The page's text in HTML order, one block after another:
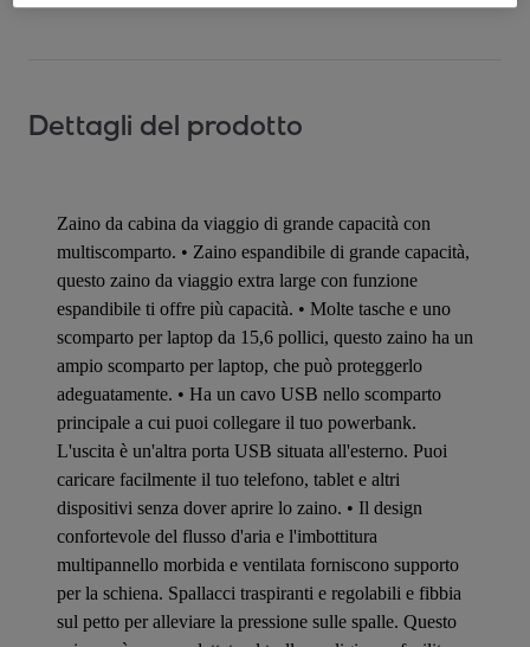
Dettagli del prodotto
Zaino da cabina da viaggio di grande capacità con
multiscomparto. • Zaino espandibile di grande capacità,
questo zaino da viaggio extra large con funzione
espandibile ti offre più capacità. • Molte tasche e uno
scomparto per laptop da 15,6 pollici, questo zaino ha un
ampio scomparto per laptop, che può proteggerlo
adeguatamente. • Ha un cavo USB nello scomparto
principale a cui puoi collegare il tuo powerbank.
L'uscita è un'altra porta USB situata all'esterno. Puoi
caricare facilmente il tuo telefono, tablet e altri
dispositivi senza dover aprire lo zaino. • Il design
confortevole del flusso d'aria e l'imbottitura
multipannello morbida e ventilata forniscono supporto
per la schiena. Spallacci traspiranti e regolabili e fibbia
sul petto per alleviare la pressione sulle spalle. Questo